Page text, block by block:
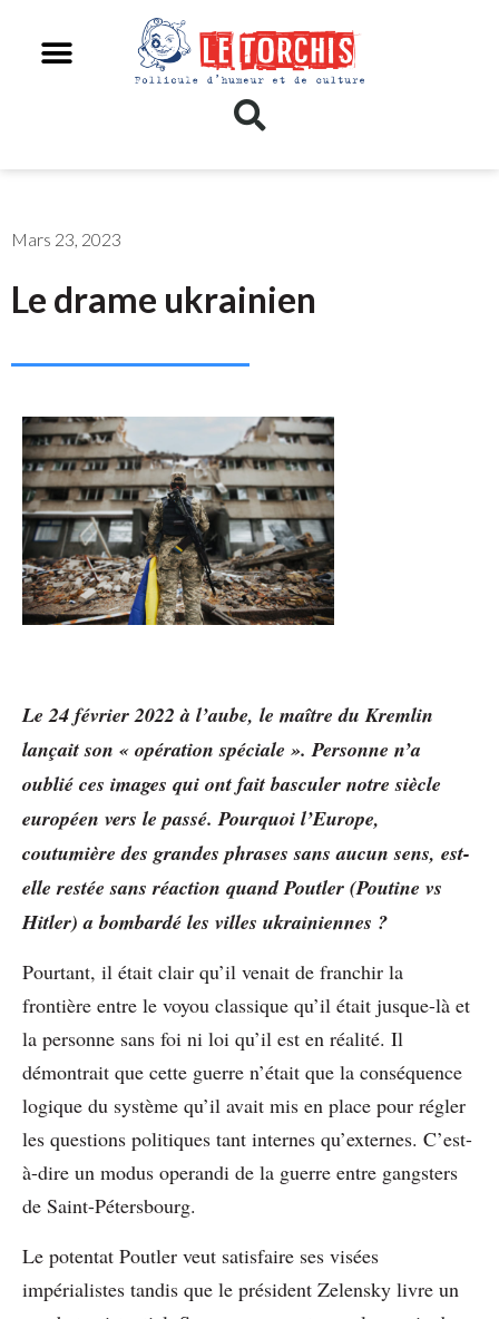
Mars 23, 2023
Le drame ukrainien
Le 24 février 2022 à l’aube, le maître du Kremlin
lançait son « opération spéciale ». Personne n’a
oublié ces images qui ont fait basculer notre siècle
européen vers le passé. Pourquoi l’Europe,
coutumière des grandes phrases sans aucun sens, est-
elle restée sans réaction quand Poutler (Poutine vs
Hitler) a bombardé les villes ukrainiennes ?
Pourtant, il était clair qu’il venait de franchir la
frontière entre le voyou classique qu’il était jusque-là et
la personne sans foi ni loi qu’il est en réalité. Il
démontrait que cette guerre n’était que la conséquence
logique du système qu’il avait mis en place pour régler
les questions politiques tant internes qu’externes. C’est-
à-dire un modus operandi de la guerre entre gangsters
de Saint-Pétersbourg.
Le potentat Poutler veut satisfaire ses visées
impérialistes tandis que le président Zelensky livre un